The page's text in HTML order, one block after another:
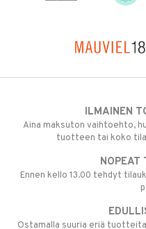
ILMAINEN
Aina maksuton vaihtoehto,
tuotteen tai koko
NOPEAT
Ennen kello 13.00 tehdyt
Ostamalla suuria eriä